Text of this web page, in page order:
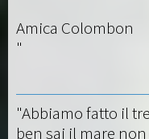
Amica Colombon
"
"Abbiamo fatto il
ben sai il mare